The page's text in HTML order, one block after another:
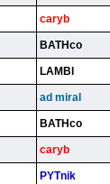
caryb
BATHco
LAMBl
ad miral
BATHco
caryb
PYTnik